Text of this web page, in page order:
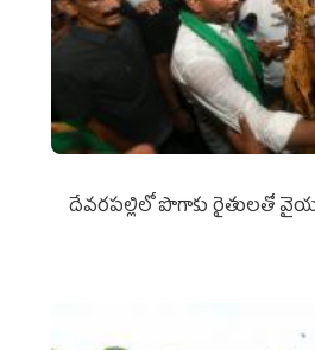
దేవరపల్లిలో పొగాకు రైతులతో